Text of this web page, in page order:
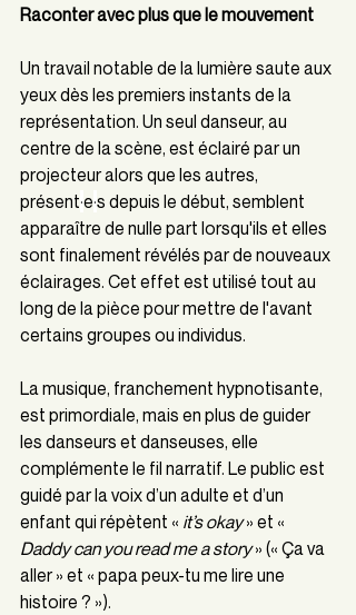
Raconter avec plus que le mouvement
Un travail notable de la lumière saute aux
yeux dès les premiers instants de la
représentation. Un seul danseur, au
centre de la scène, est éclairé par un
projecteur alors que les autres,
présent·e·s depuis le début, semblent
apparaître de nulle part lorsqu'ils et elles
sont finalement révélés par de nouveaux
éclairages. Cet effet est utilisé tout au
long de la pièce pour mettre de l'avant
certains groupes ou individus.
La musique, franchement hypnotisante,
est primordiale, mais en plus de guider
les danseurs et danseuses, elle
complémente le fil narratif. Le public est
guidé par la voix d’un adulte et d’un
enfant qui répètent « it’s okay » et «
Daddy can you read me a story » (« Ça va
aller » et « papa peux-tu me lire une
histoire ? »).